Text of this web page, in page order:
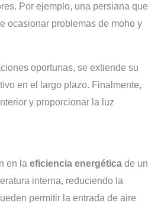
Por ejemplo, una persiana que
ocasionar problemas de moho y
oportunas, se extiende su
en el largo plazo. Finalmente,
y proporcionar la luz
en la eficiencia energética de un
interna, reduciendo la
permitir la entrada de aire